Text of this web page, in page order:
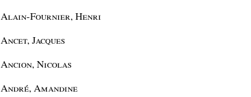
Alain-Fournier, Henri
Ancet, Jacques
Ancion, Nicolas
André, Amandine